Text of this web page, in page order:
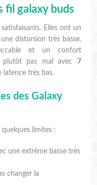
fil galaxy buds
Elles ont un
distorsion très basse.
et un confort
plutôt pas mal avec 7
latence très bas.
des Galaxy
quelques limites :
une extrême basse très
changer la